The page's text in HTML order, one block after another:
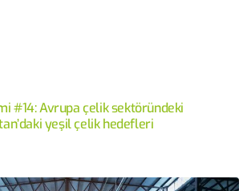
#14: Avrupa çelik sektöründeki
yeşil çelik hedefleri